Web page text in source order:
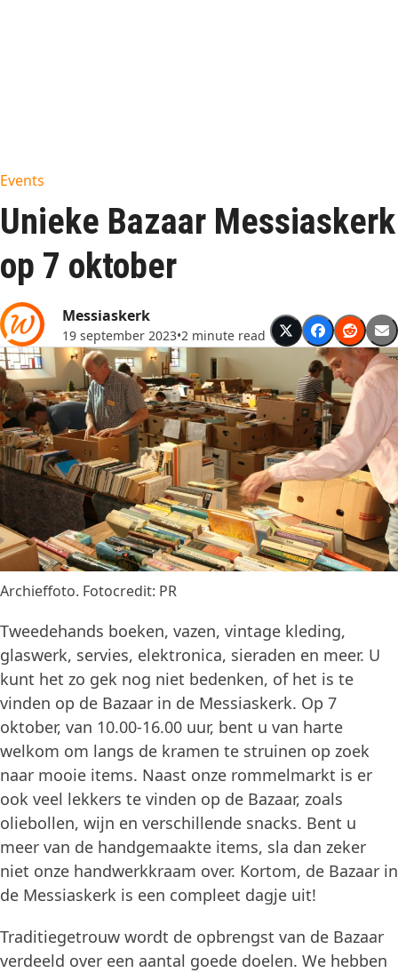
Events
Unieke Bazaar Messiaskerk
op 7 oktober
Messiaskerk
19 september 2023•2 minute read
Archieffoto. Fotocredit: PR
Tweedehands boeken, vazen, vintage kleding,
glaswerk, servies, elektronica, sieraden en meer. U
kunt het zo gek nog niet bedenken, of het is te
vinden op de Bazaar in de Messiaskerk. Op 7
oktober, van 10.00-16.00 uur, bent u van harte
welkom om langs de kramen te struinen op zoek
naar mooie items. Naast onze rommelmarkt is er
ook veel lekkers te vinden op de Bazaar, zoals
oliebollen, wijn en verschillende snacks. Bent u
meer van de handgemaakte items, sla dan zeker
niet onze handwerkkraam over. Kortom, de Bazaar in
de Messiaskerk is een compleet dagje uit!
Traditiegetrouw wordt de opbrengst van de Bazaar
verdeeld over een aantal goede doelen. We hebben